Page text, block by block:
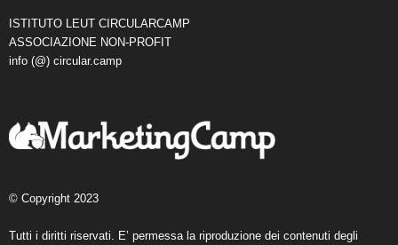
ISTITUTO LEUT CIRCULARCAMP
ASSOCIAZIONE NON-PROFIT
info (@) circular.camp
© Copyright 2023
Tutti i diritti riservati. E’ permessa la riproduzione dei contenuti degli